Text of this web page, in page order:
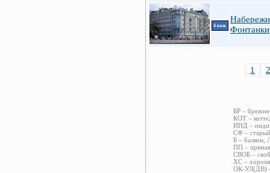
4 ккв.
Фонтанки
1 2
БР –
КОТ –
ИНД –
СФ –
Б – балкон,
ПП –
СВОБ –
ХС –
ОК-УЛ(ДВ) –